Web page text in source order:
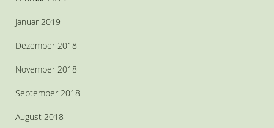
Januar 2019
Dezember 2018
November 2018
September 2018
August 2018